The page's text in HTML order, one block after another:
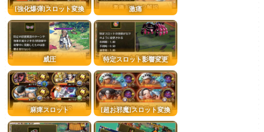
[強化爆弾]スロット変換 激痛
威圧 特定スロット影響変更
麻痺スロット [超お邪魔]スロット変換